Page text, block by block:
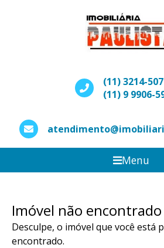
(11) 3214-
(11) 9 9906-
Menu
Imóvel não encontrado
Desculpe, o imóvel que você está
encontrado.